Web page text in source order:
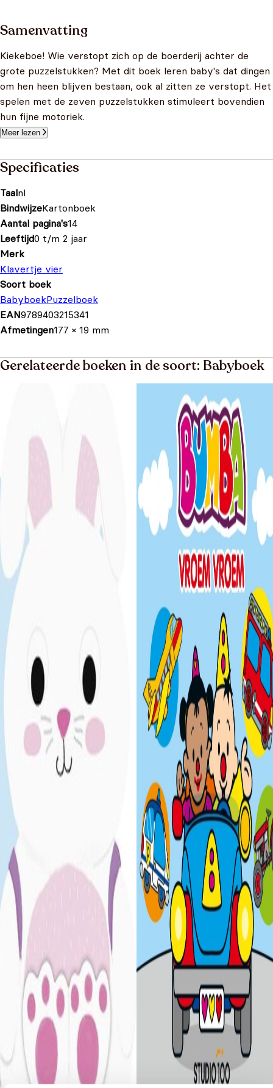
Samenvatting
Kiekeboe! Wie verstopt zich op de boerderij achter de
grote puzzelstukken? Met dit boek leren baby's dat dingen
om hen heen blijven bestaan, ook al zitten ze verstopt. Het
spelen met de zeven puzzelstukken stimuleert bovendien
hun fijne motoriek.
Meer lezen
Specificaties
Taalnl
BindwijzeKartonboek
Aantal pagina's14
Leeftijd0 t/m 2 jaar
Merk
Klavertje vier
Soort boek
BabyboekPuzzelboek
EAN9789403215341
Afmetingen177 × 19 mm
Gerelateerde boeken in de soort: Babyboek